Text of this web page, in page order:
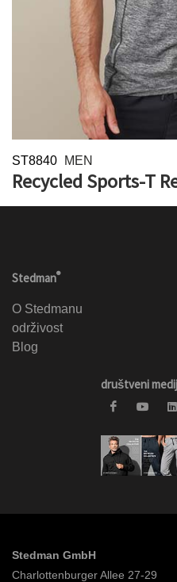
ST8840 MEN
Recycled Sports-T
Stedman®
O Stedmanu
održivost
Blog
društveni
Stedman GmbH
Charlottenburger Allee 27-29